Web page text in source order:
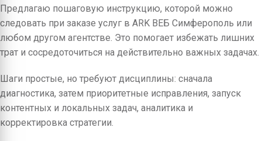
Предлагаю пошаговую инструкцию, которой можно
следовать при заказе услуг в ARK ВЕБ Симферополь или
любом другом агентстве. Это помогает избежать лишних
трат и сосредоточиться на действительно важных задачах.
Шаги простые, но требуют дисциплины: сначала
диагностика, затем приоритетные исправления, запуск
контентных и локальных задач, аналитика и
корректировка стратегии.